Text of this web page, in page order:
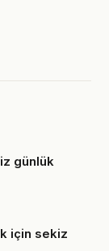
günlük
için sekiz